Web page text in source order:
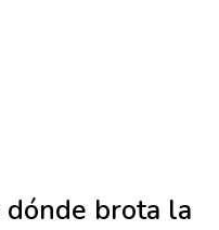
dónde brota la